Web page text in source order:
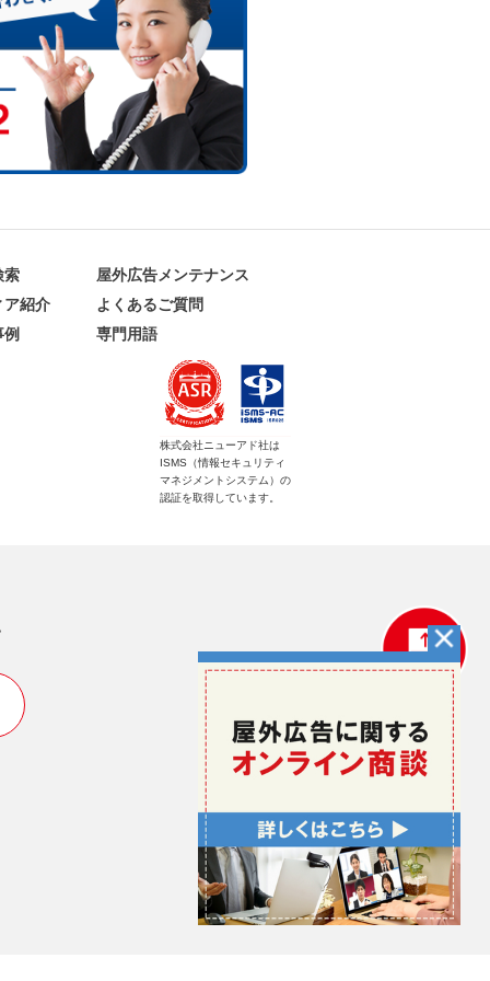
索
ア紹介
屋外広告メンテナンス
よくあるご質問
専門用語
株式会社ニューアド社は
ISMS（情報セキュリティ
マネジメントシステム）の
認証を取得しています。